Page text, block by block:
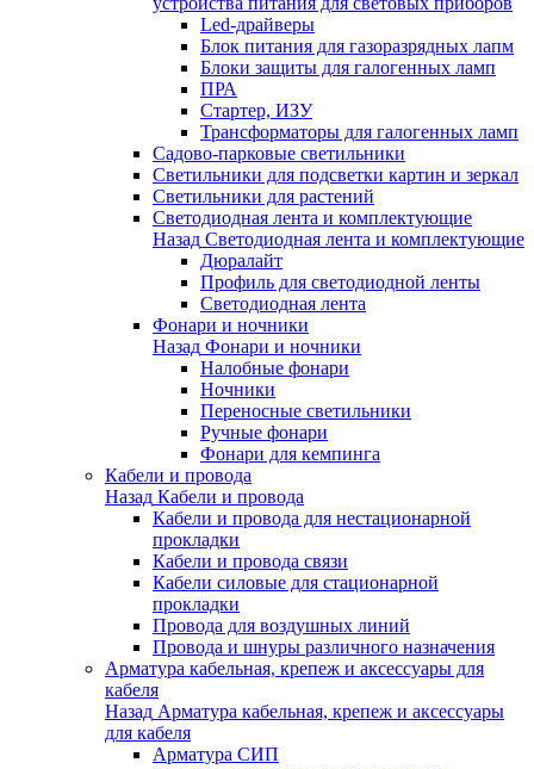
Led-драйверы
Блок питания для газоразрядных лапм
Блоки защиты для галогенных ламп
ПРА
Стартер, ИЗУ
Трансформаторы для галогенных ламп
Садово-парковые светильники
Светильники для подсветки картин и зеркал
Светильники для растений
Светодиодная лента и комплектующие
Назад Светодиодная лента и комплектующие
Дюралайт
Профиль для светодиодной ленты
Светодиодная лента
Фонари и ночники
Назад Фонари и ночники
Налобные фонари
Ночники
Переносные светильники
Ручные фонари
Фонари для кемпинга
Кабели и провода
Назад Кабели и провода
Кабели и провода для нестационарной
прокладки
Кабели и провода связи
Кабели силовые для стационарной
прокладки
Провода для воздушных линий
Провода и шнуры различного назначения
Арматура кабельная, крепеж и аксессуары для
кабеля
Назад Арматура кабельная, крепеж и аксессуары
для кабеля
Арматура СИП